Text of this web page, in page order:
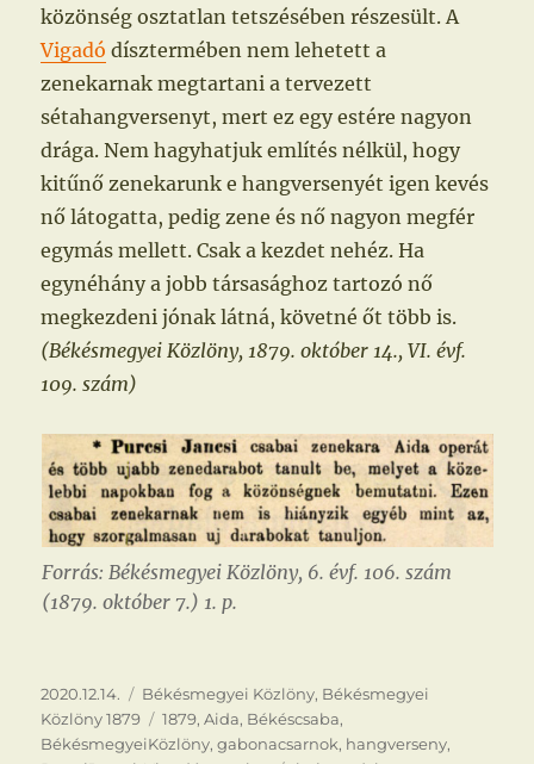
közönség osztatlan tetszésében részesült. A
Vigadó dísztermében nem lehetett a
zenekarnak megtartani a tervezett
sétahangversenyt, mert ez egy estére nagyon
drága. Nem hagyhatjuk említés nélkül, hogy
kitűnő zenekarunk e hangversenyét igen kevés
nő látogatta, pedig zene és nő nagyon megfér
egymás mellett. Csak a kezdet nehéz. Ha
egynéhány a jobb társasághoz tartozó nő
megkezdeni jónak látná, követné őt több is.
(Békésmegyei Közlöny, 1879. október 14., VI. évf.
109. szám)
Forrás: Békésmegyei Közlöny, 6. évf. 106. szám
(1879. október 7.) 1. p.
Közzétéve
2020.12.14. Kategória
Békésmegyei Közlöny, Békésmegyei
Közlöny 1879
Címke
1879,Aida, Békéscsaba,
BékésmegyeiKözlöny,gabonacsarnok, hangverseny,